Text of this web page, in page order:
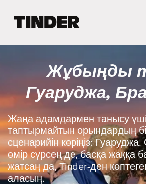
e
r
o
e
Жұбыңды
Гуаруджа,
Жаңа адамдармен танысу
таптырмайтын орындардың
сценарийін көріңіз:
өмір сүрсең де, басқа жаққа
жатсаң да, Tinder-ден
аласың.